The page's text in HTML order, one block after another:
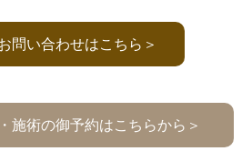
問い合わせはこちら＞
施術の御予約はこちらから＞